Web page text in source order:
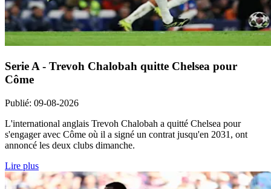
Serie A - Trevoh Chalobah quitte Chelsea pour
Côme
Publié: 09-08-2026
L'international anglais Trevoh Chalobah a quitté Chelsea pour
s'engager avec Côme où il a signé un contrat jusqu'en 2031, ont
annoncé les deux clubs dimanche.
Lire plus